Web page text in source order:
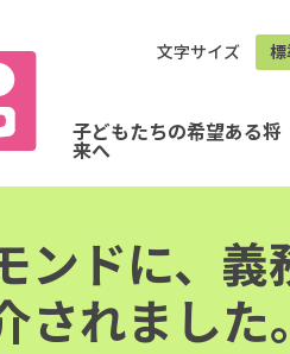
文字サイズ
子どもたちの希望ある将
来へ
ンドに、
れました。